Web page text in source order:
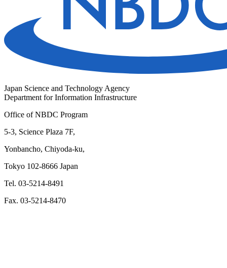
Japan Science and Technology Agency
Department for Information Infrastructure
Office of NBDC Program
5-3, Science Plaza 7F,
Yonbancho, Chiyoda-ku,
Tokyo 102-8666 Japan
Tel. 03-5214-8491
Fax. 03-5214-8470